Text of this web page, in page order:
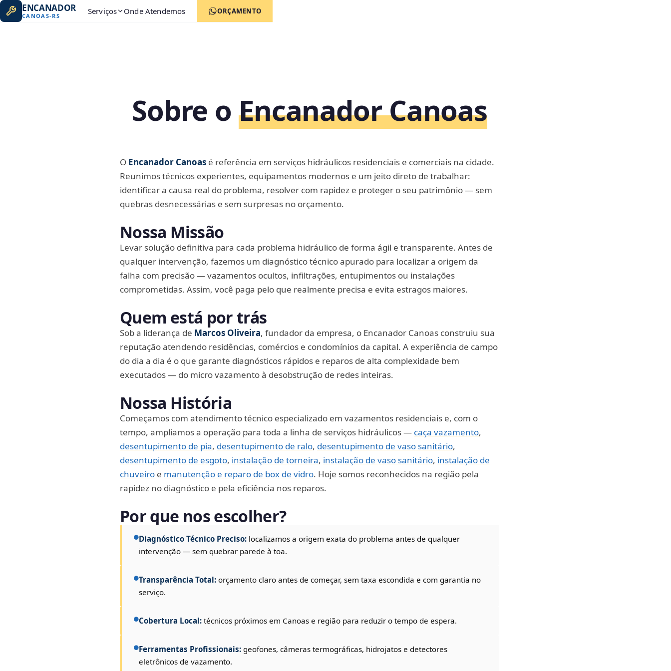
ENCANADOR
CANOAS-RS Serviços Onde Atendemos ORÇAMENTO
Sobre oEncanador Canoas
O Encanador Canoas é referência em serviços hidráulicos residenciais e comerciais na cidade.
Reunimos técnicos experientes, equipamentos modernos e um jeito direto de trabalhar:
identificar a causa real do problema, resolver com rapidez e proteger o seu patrimônio — sem
quebras desnecessárias e sem surpresas no orçamento.
Nossa Missão
Levar solução definitiva para cada problema hidráulico de forma ágil e transparente. Antes de
qualquer intervenção, fazemos um diagnóstico técnico apurado para localizar a origem da
falha com precisão — vazamentos ocultos, infiltrações, entupimentos ou instalações
comprometidas. Assim, você paga pelo que realmente precisa e evita estragos maiores.
Quem está por trás
Sob a liderança de Marcos Oliveira, fundador da empresa, o Encanador Canoas construiu sua
reputação atendendo residências, comércios e condomínios da capital. A experiência de campo
do dia a dia é o que garante diagnósticos rápidos e reparos de alta complexidade bem
executados — do micro vazamento à desobstrução de redes inteiras.
Nossa História
Começamos com atendimento técnico especializado em vazamentos residenciais e, com o
tempo, ampliamos a operação para toda a linha de serviços hidráulicos — caça vazamento,
desentupimento de pia, desentupimento de ralo, desentupimento de vaso sanitário,
desentupimento de esgoto, instalação de torneira, instalação de vaso sanitário, instalação de
chuveiro e manutenção e reparo de box de vidro. Hoje somos reconhecidos na região pela
rapidez no diagnóstico e pela eficiência nos reparos.
Por que nos escolher?
Diagnóstico Técnico Preciso: localizamos a origem exata do problema antes de qualquer
intervenção — sem quebrar parede à toa.
Transparência Total: orçamento claro antes de começar, sem taxa escondida e com garantia no
serviço.
Cobertura Local: técnicos próximos em Canoas e região para reduzir o tempo de espera.
Ferramentas Profissionais: geofones, câmeras termográficas, hidrojatos e detectores
eletrônicos de vazamento.